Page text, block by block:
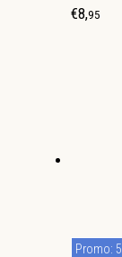
€8,95
Promo: